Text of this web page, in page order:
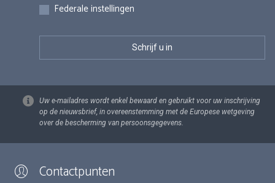
Federale instellingen
Uw e-mailadres wordt enkel bewaard en gebruikt voor uw inschrijving
op de nieuwsbrief, in overeenstemming met de Europese wetgeving
over de bescherming van persoonsgegevens.
Contactpunten